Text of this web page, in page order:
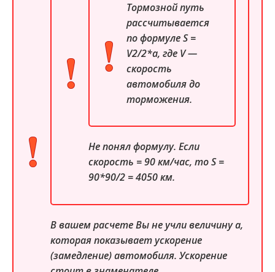
Тормозной путь
рассчитывается
по формуле S =
V2/2*a, где V —
скорость
автомобиля до
торможения.
Не понял формулу. Если
скорость = 90 км/час, то S =
90*90/2 = 4050 км.
В вашем расчете Вы не учли величину a,
которая показывает ускорение
(замедление) автомобиля. Ускорение